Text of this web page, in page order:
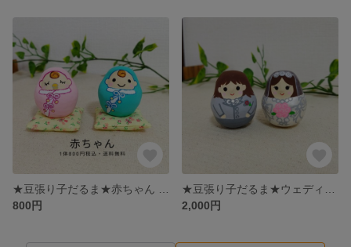
800円
2,000円